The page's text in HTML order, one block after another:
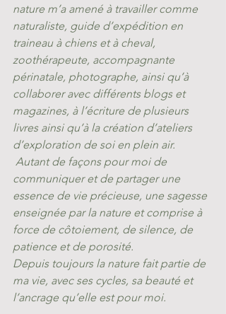
nature m’a amené à travailler comme
naturaliste, guide d’expédition en
traineau à chiens et à cheval,
zoothérapeute, accompagnante
périnatale, photographe, ainsi qu’à
collaborer avec différents blogs et
magazines, à l’écriture de plusieurs
livres ainsi qu’à la création d’ateliers
d’exploration de soi en plein air.
communiquer et de partager une
essence de vie précieuse, une sagesse
enseignée par la nature et comprise à
force de côtoiement, de silence, de
patience et de porosité.
Depuis toujours la nature fait partie de
ma vie, avec ses cycles, sa beauté et
l’ancrage qu’elle est pour moi.